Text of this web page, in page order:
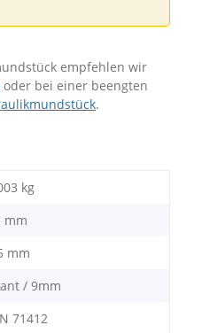
empfehlen wir
oder bei einer beengten
.
kg
mm
mm
/ 9mm
71412